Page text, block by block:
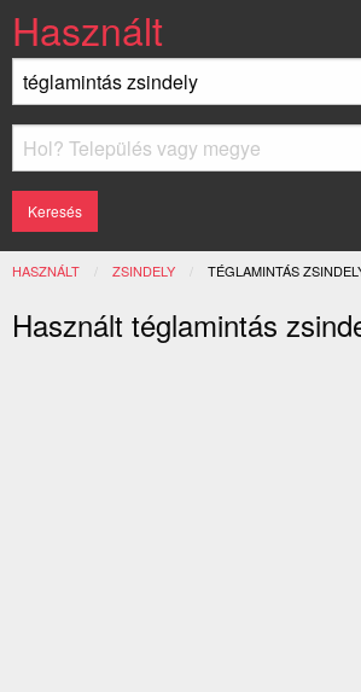
Használt
HASZNÁLT ZSINDELY JELENLEGI:
TÉGLAMINTÁS
Használt téglamintás